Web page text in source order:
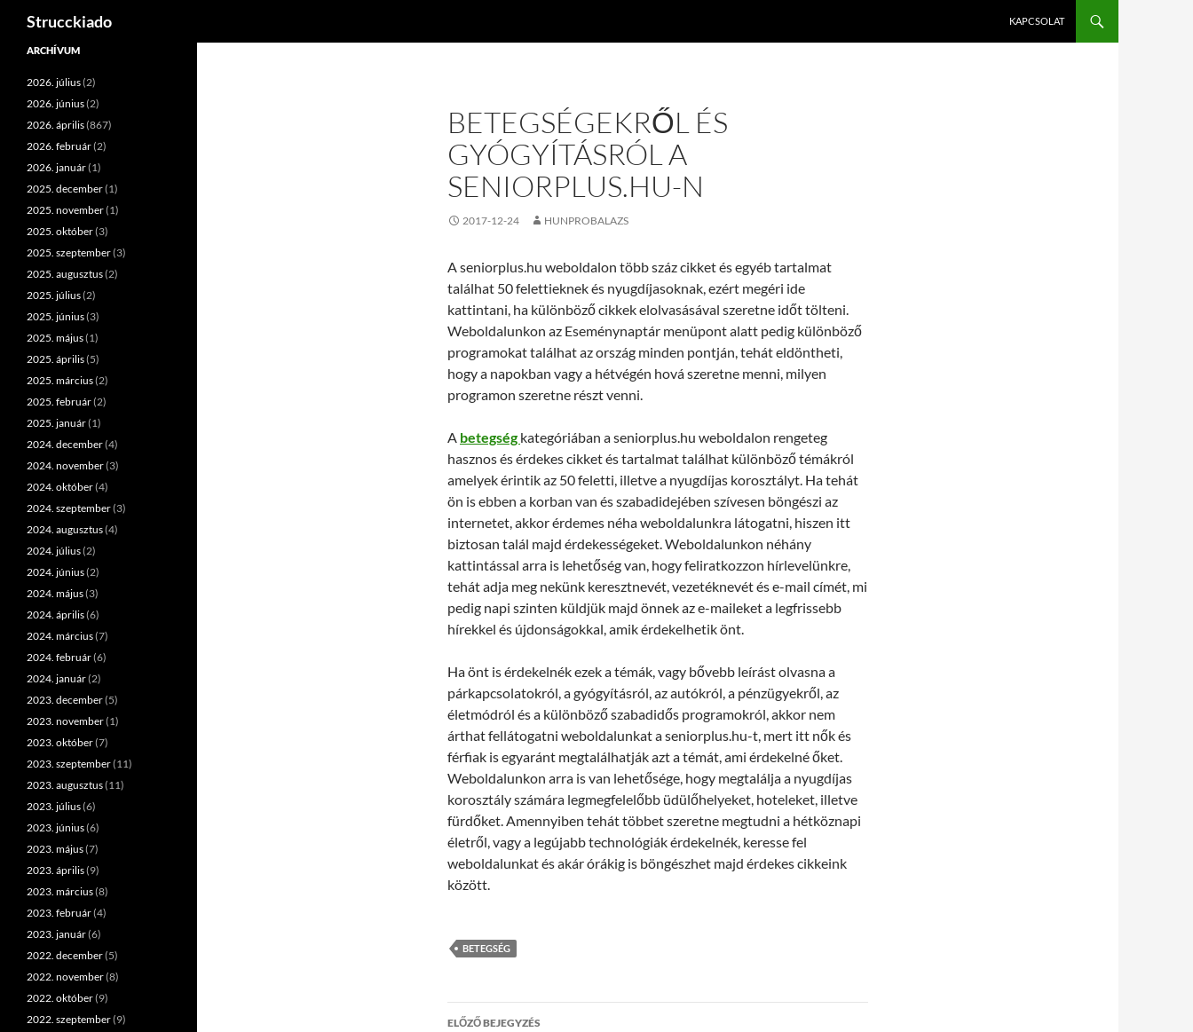
Tartalomhoz
Strucckiado KAPCSOLAT
BETEGSÉGEKRŐL ÉS
GYÓGYÍTÁSRÓL A
SENIORPLUS.HU-N
2017-12-24 HUNPROBALAZS
A seniorplus.hu weboldalon több száz cikket és egyéb tartalmat
találhat 50 felettieknek és nyugdíjasoknak, ezért megéri ide
kattintani, ha különböző cikkek elolvasásával szeretne időt tölteni.
Weboldalunkon az Eseménynaptár menüpont alatt pedig különböző
programokat találhat az ország minden pontján, tehát eldöntheti,
hogy a napokban vagy a hétvégén hová szeretne menni, milyen
programon szeretne részt venni.
A betegség kategóriában a seniorplus.hu weboldalon rengeteg
hasznos és érdekes cikket és tartalmat találhat különböző témákról
amelyek érintik az 50 feletti, illetve a nyugdíjas korosztályt. Ha tehát
ön is ebben a korban van és szabadidejében szívesen böngészi az
internetet, akkor érdemes néha weboldalunkra látogatni, hiszen itt
biztosan talál majd érdekességeket. Weboldalunkon néhány
kattintással arra is lehetőség van, hogy feliratkozzon hírlevelünkre,
tehát adja meg nekünk keresztnevét, vezetéknevét és e-mail címét, mi
pedig napi szinten küldjük majd önnek az e-maileket a legfrissebb
hírekkel és újdonságokkal, amik érdekelhetik önt.
Ha önt is érdekelnék ezek a témák, vagy bővebb leírást olvasna a
párkapcsolatokról, a gyógyításról, az autókról, a pénzügyekről, az
életmódról és a különböző szabadidős programokról, akkor nem
árthat fellátogatni weboldalunkat a seniorplus.hu-t, mert itt nők és
férfiak is egyaránt megtalálhatják azt a témát, ami érdekelné őket.
Weboldalunkon arra is van lehetősége, hogy megtalálja a nyugdíjas
korosztály számára legmegfelelőbb üdülőhelyeket, hoteleket, illetve
fürdőket. Amennyiben tehát többet szeretne megtudni a hétköznapi
életről, vagy a legújabb technológiák érdekelnék, keresse fel
weboldalunkat és akár órákig is böngészhet majd érdekes cikkeink
között.
BETEGSÉG
Bejegyzések
ELŐZŐ BEJEGYZÉS
ARCHÍVUM
2026. július(2)
2026. június(2)
2026. április(867)
2026. február(2)
2026. január(1)
2025. december(1)
2025. november(1)
2025. október(3)
2025. szeptember(3)
2025. augusztus(2)
2025. július(2)
2025. június(3)
2025. május(1)
2025. április(5)
2025. március(2)
2025. február(2)
2025. január(1)
2024. december(4)
2024. november(3)
2024. október(4)
2024. szeptember(3)
2024. augusztus(4)
2024. július(2)
2024. június(2)
2024. május(3)
2024. április(6)
2024. március(7)
2024. február(6)
2024. január(2)
2023. december(5)
2023. november(1)
2023. október(7)
2023. szeptember(11)
2023. augusztus(11)
2023. július(6)
2023. június(6)
2023. május(7)
2023. április(9)
2023. március(8)
2023. február(4)
2023. január(6)
2022. december(5)
2022. november(8)
2022. október(9)
2022. szeptember(9)